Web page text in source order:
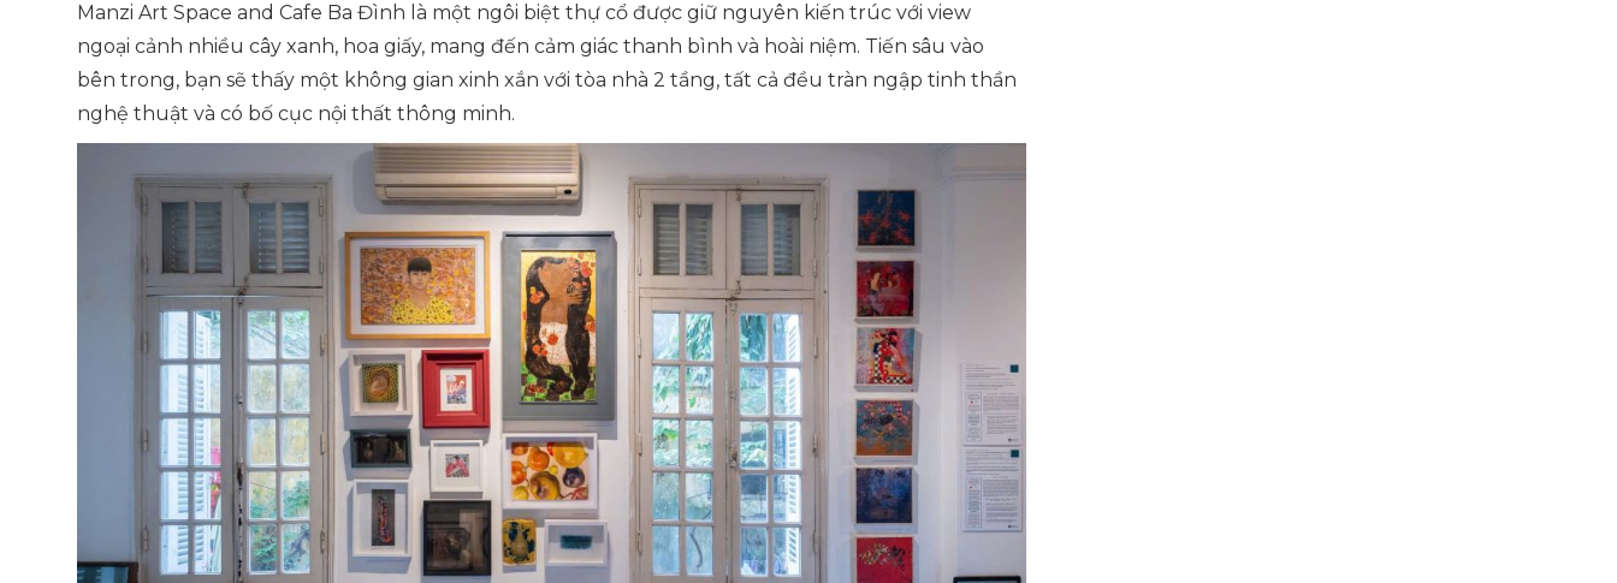
Manzi Art Space and Cafe Ba Đình là một ngôi biệt thự cổ được giữ nguyên kiến trúc với view
ngoại cảnh nhiều cây xanh, hoa giấy, mang đến cảm giác thanh bình và hoài niệm. Tiến sâu vào
bên trong, bạn sẽ thấy một không gian xinh xắn với tòa nhà 2 tầng, tất cả đều tràn ngập tinh thần
nghệ thuật và có bố cục nội thất thông minh.